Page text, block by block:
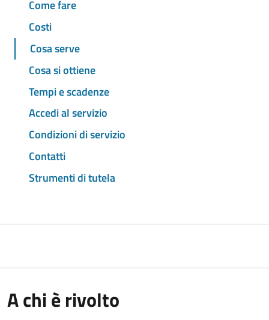
Come fare
Costi
Cosa serve
Cosa si ottiene
Tempi e scadenze
Accedi al servizio
Condizioni di servizio
Contatti
Strumenti di tutela
A chi è rivolto